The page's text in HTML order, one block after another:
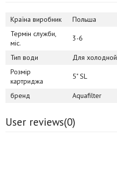
Країна виробник
Польша
Термін служби,
міс.
3-6
Тип води
Для холодной
Розмір
картриджа
5" SL
бренд Aquafilter
User reviews(0)